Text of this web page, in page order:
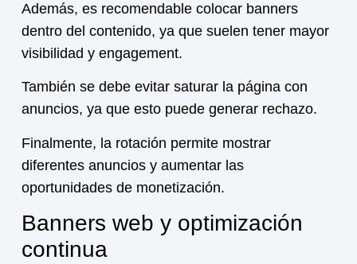
Además, es recomendable colocar banners
dentro del contenido, ya que suelen tener mayor
visibilidad y engagement.
También se debe evitar saturar la página con
anuncios, ya que esto puede generar rechazo.
Finalmente, la rotación permite mostrar
diferentes anuncios y aumentar las
oportunidades de monetización.
Banners web y optimización
continua